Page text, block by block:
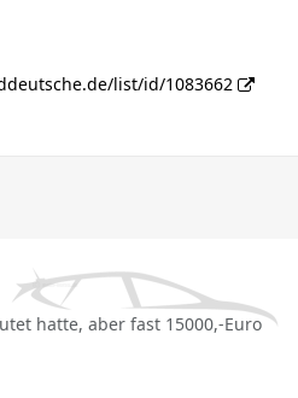
list/id/1083662
hatte, aber fast 15000,-Euro